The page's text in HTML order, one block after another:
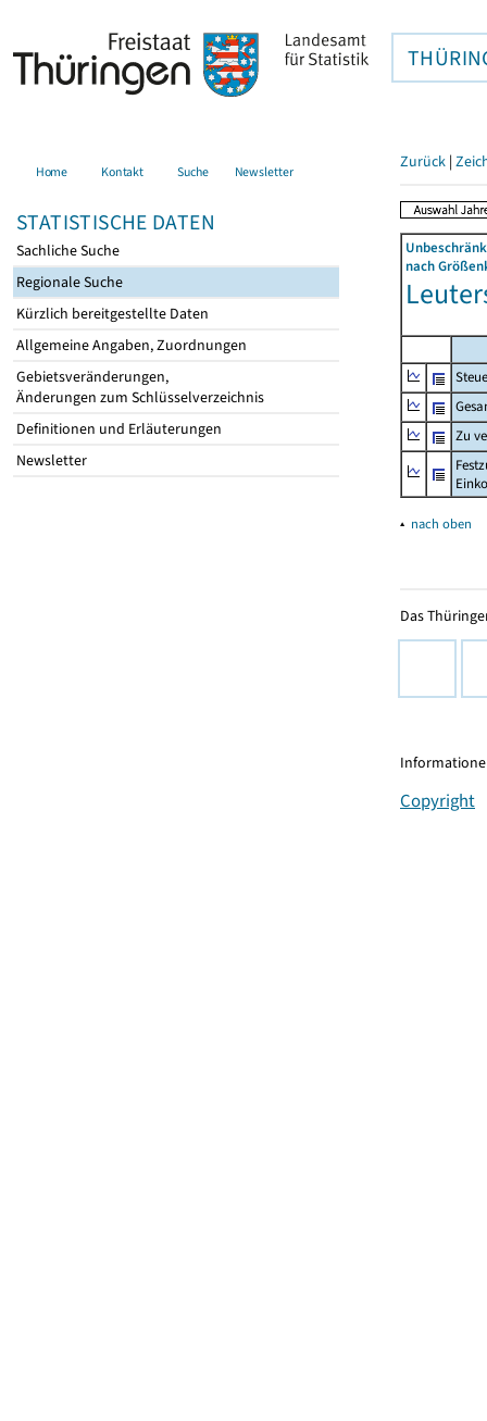
Home Kontakt Suche Newsletter
STATISTISCHE DATEN
Sachliche Suche
Regionale Suche
Kürzlich bereitgestellte Daten
Allgemeine Angaben, Zuordnungen
Gebietsveränderungen,
Änderungen zum Schlüsselverzeichnis
Definitionen und Erläuterungen
Newsletter
Zurück |
nach
Zu
▴ nach oben
Das
Copyright